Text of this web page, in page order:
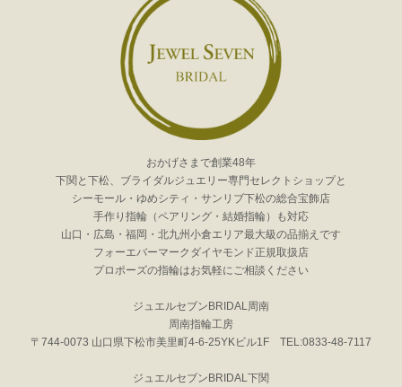
おかげさまで創業48年
下関と下松、ブライダルジュエリー専門セレクトショップと
シーモール・ゆめシティ・サンリブ下松の総合宝飾店
手作り指輪（ペアリング・結婚指輪）も対応
山口・広島・福岡・北九州小倉エリア最大級の品揃えです
フォーエバーマークダイヤモンド正規取扱店
プロポーズの指輪はお気軽にご相談ください
ジュエルセブンBRIDAL周南
周南指輪工房
〒744-0073 山口県下松市美里町4-6-25YKビル1F TEL:0833-48-7117
ジュエルセブンBRIDAL下関